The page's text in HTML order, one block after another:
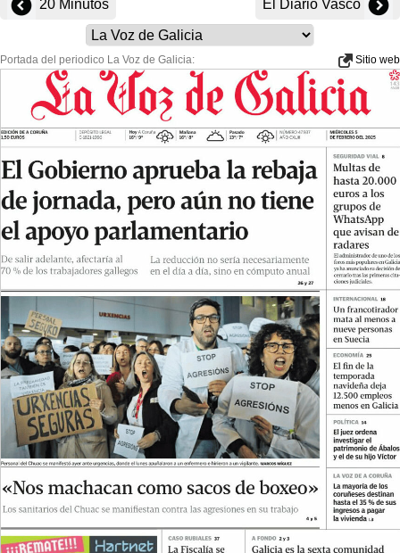
20 Minutos El Diario Vasco
Portada del periodico La Voz de Galicia: Sitio web